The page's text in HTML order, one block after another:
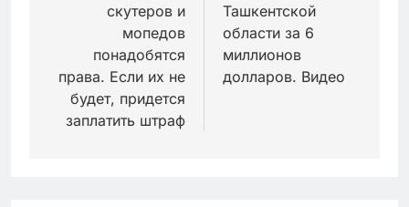
скутеров и
мопедов
понадобятся
права. Если их не
будет, придется
заплатить штраф
Ташкентской
области за 6
миллионов
долларов. Видео